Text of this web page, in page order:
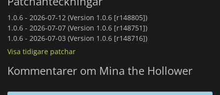
1.0.6 - 2026-07-12 (Version 1.0.6 [r148805])
1.0.6 - 2026-07-07 (Version 1.0.6 [r148751])
1.0.6 - 2026-07-03 (Version 1.0.6 [r148716])
Visa tidigare patchar
Kommentarer om Mina the Hollower